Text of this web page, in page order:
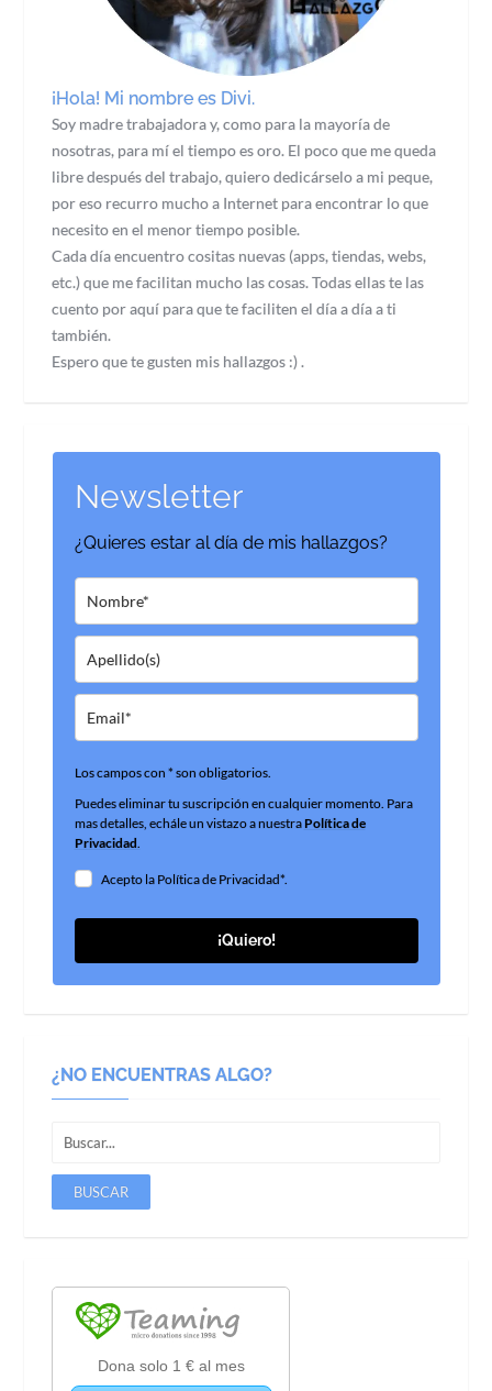
¡Hola! Mi nombre es Divi.
Soy madre trabajadora y, como para la mayoría de
nosotras, para mí el tiempo es oro. El poco que me queda
libre después del trabajo, quiero dedicárselo a mi peque,
por eso recurro mucho a Internet para encontrar lo que
necesito en el menor tiempo posible.
Cada día encuentro cositas nuevas (apps, tiendas, webs,
etc.) que me facilitan mucho las cosas. Todas ellas te las
cuento por aquí para que te faciliten el día a día a ti
también.
Espero que te gusten mis hallazgos :) .
Newsletter
¿Quieres estar al día de mis hallazgos?
Los campos con * son obligatorios.
Puedes eliminar tu suscripción en cualquier momento. Para
mas detalles, echále un vistazo a nuestraPolítica de
Privacidad.
Acepto la Política de Privacidad*.
¡Quiero!
¿NO ENCUENTRAS ALGO?